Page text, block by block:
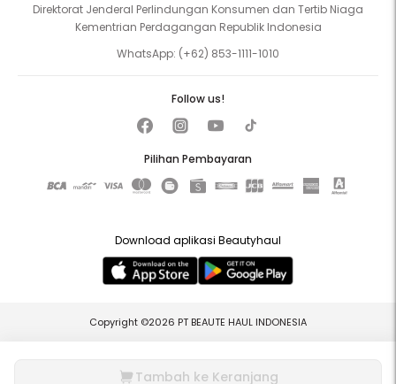
Tambah ke Keranjang
Direktorat Jenderal Perlindungan Konsumen dan Tertib Niaga
Kementrian Perdagangan Republik Indonesia
WhatsApp: (+62) 853-1111-1010
Pilihan Pembayaran
Follow us!
Download aplikasi Beautyhaul
Copyright ©2026 PT BEAUTE HAUL INDONESIA